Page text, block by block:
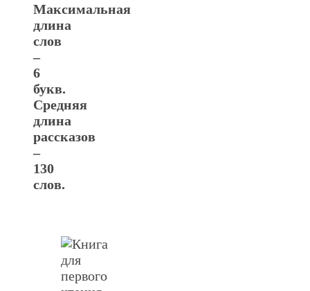
Максимальная
длина
слов
–
6
букв.
Средняя
длина
рассказов
–
130
слов.